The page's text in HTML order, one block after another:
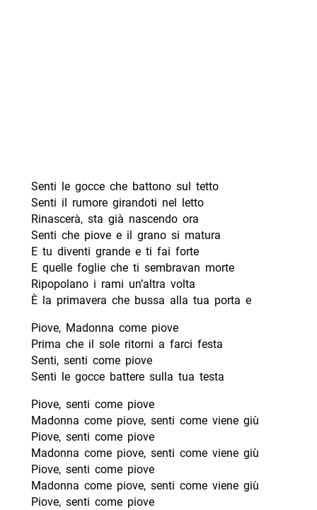
Senti le gocce che battono sul tetto
Senti il rumore girandoti nel letto
Rinascerà, sta già nascendo ora
Senti che piove e il grano si matura
E tu diventi grande e ti fai forte
E quelle foglie che ti sembravan morte
Ripopolano i rami un’altra volta
È la primavera che bussa alla tua porta e
Piove, Madonna come piove
Prima che il sole ritorni a farci festa
Senti, senti come piove
Senti le gocce battere sulla tua testa
Piove, senti come piove
Madonna come piove, senti come viene giù
Piove, senti come piove
Madonna come piove, senti come viene giù
Piove, senti come piove
Madonna come piove, senti come viene giù
Piove, senti come piove